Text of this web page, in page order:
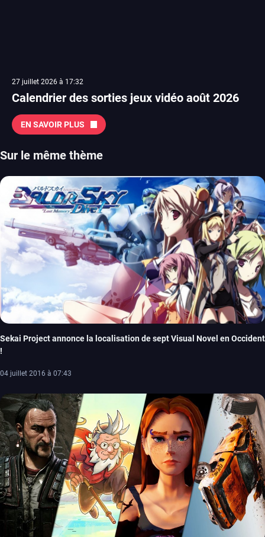
27 juillet 2026 à 17:32
Calendrier des sorties jeux vidéo août 2026
EN SAVOIR PLUS
Sur le même thème
Sekai Project annonce la localisation de sept Visual Novel en Occident
!
04 juillet 2016 à 07:43